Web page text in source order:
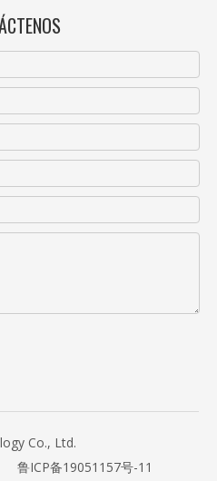
Technology Co., Ltd.
鲁ICP备19051157号-11